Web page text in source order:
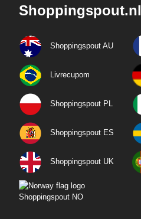
Shoppingspout.nl
Shoppingspout AU
Livrecupom
Shoppingspout PL
Shoppingspout ES
Shoppingspout UK
Shoppingspout NO